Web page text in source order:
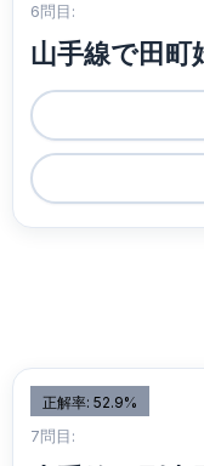
6問目:
山手線で田町
正解率: 52.9%
7問目: